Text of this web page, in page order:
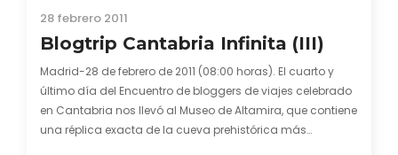
28 febrero 2011
Blogtrip Cantabria Infinita (III)
Madrid-28 de febrero de 2011 (08:00 horas). El cuarto y
último día del Encuentro de bloggers de viajes celebrado
en Cantabria nos llevó al Museo de Altamira, que contiene
una réplica exacta de la cueva prehistórica más